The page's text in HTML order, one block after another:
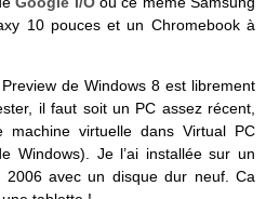
10 pouces et un Chromebook à
de Windows 8 est librement
il faut soit un PC assez récent,
virtuelle dans Virtual PC
Windows). Je l’ai installée sur un
avec un disque dur neuf. Ca